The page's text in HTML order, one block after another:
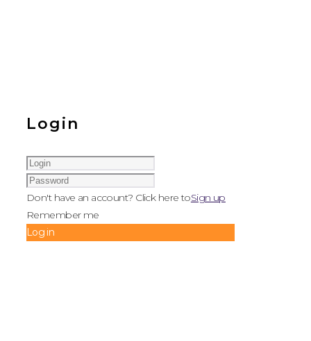
Login
Don't have an account? Click here toSign up
Remember me
Log in